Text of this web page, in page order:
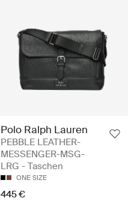
Polo Ralph Lauren
PEBBLE LEATHER-
MESSENGER-MSG-
LRG - Taschen
ONE SIZE
445 €